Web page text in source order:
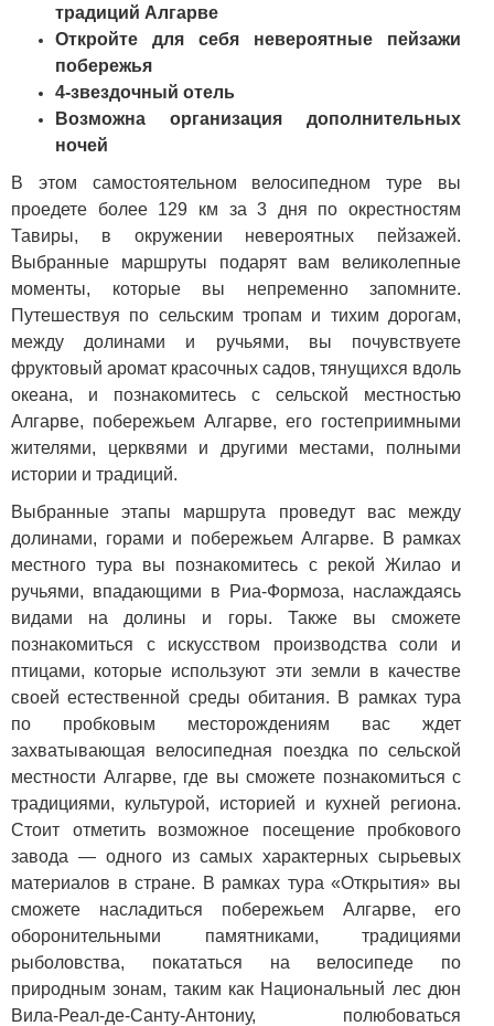
традиций Алгарве
Откройте для себя невероятные пейзажи
побережья
4-звездочный отель
Возможна организация дополнительных
ночей
В этом самостоятельном велосипедном туре вы
проедете более 129 км за 3 дня по окрестностям
Тавиры, в окружении невероятных пейзажей.
Выбранные маршруты подарят вам великолепные
моменты, которые вы непременно запомните.
Путешествуя по сельским тропам и тихим дорогам,
между долинами и ручьями, вы почувствуете
фруктовый аромат красочных садов, тянущихся вдоль
океана, и познакомитесь с сельской местностью
Алгарве, побережьем Алгарве, его гостеприимными
жителями, церквями и другими местами, полными
истории и традиций.
Выбранные этапы маршрута проведут вас между
долинами, горами и побережьем Алгарве. В рамках
местного тура вы познакомитесь с рекой Жилао и
ручьями, впадающими в Риа-Формоза, наслаждаясь
видами на долины и горы. Также вы сможете
познакомиться с искусством производства соли и
птицами, которые используют эти земли в качестве
своей естественной среды обитания. В рамках тура
по пробковым месторождениям вас ждет
захватывающая велосипедная поездка по сельской
местности Алгарве, где вы сможете познакомиться с
традициями, культурой, историей и кухней региона.
Стоит отметить возможное посещение пробкового
завода — одного из самых характерных сырьевых
материалов в стране. В рамках тура «Открытия» вы
сможете насладиться побережьем Алгарве, его
оборонительными памятниками, традициями
рыболовства, покататься на велосипеде по
природным зонам, таким как Национальный лес дюн
Вила-Реал-де-Санту-Антониу, полюбоваться